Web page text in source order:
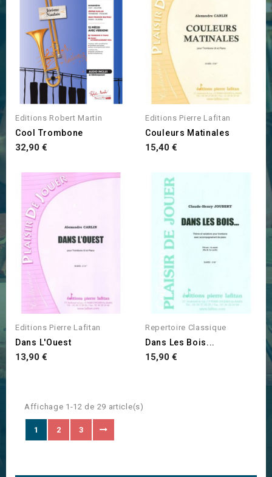
Editions Robert Martin
Cool Trombone
Prix
32,90 €
Editions Pierre Lafitan
Couleurs Matinales
Prix
15,40 €
Editions Pierre Lafitan
Dans L'Ouest
Prix
13,90 €
Repertoire Classique
Dans Les Bois...
Prix
15,90 €
Affichage 1-12 de 29 article(s)
1 2 3